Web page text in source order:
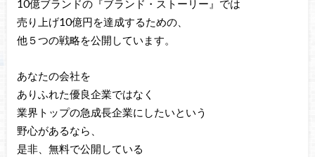
10億ブランドの『ブランド・ストーリー』では
売り上げ10億円を達成するための、
他５つの戦略を公開しています。
あなたの会社を
ありふれた優良企業ではなく
業界トップの急成長企業にしたいという
野心があるなら、
是非、無料で公開している